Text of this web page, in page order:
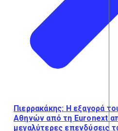
Πιερρακάκης: Η εξαγορά
Αθηνών από τη Euronext
μεγαλύτερες επενδύσεις